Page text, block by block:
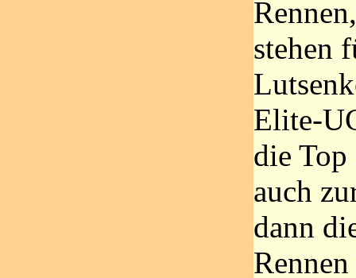
stehen
Elite-
die
auch
dann